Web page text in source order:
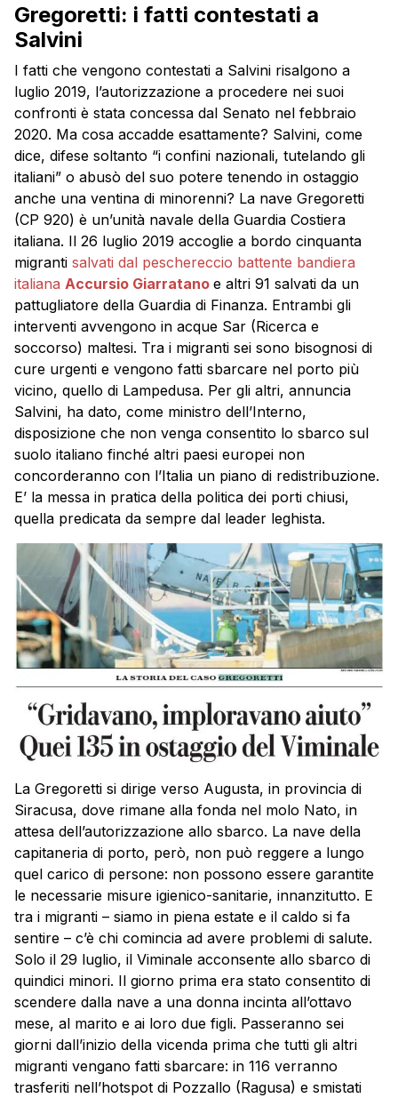
Gregoretti: i fatti contestati a
Salvini
I fatti che vengono contestati a Salvini risalgono a
luglio 2019, l’autorizzazione a procedere nei suoi
confronti è stata concessa dal Senato nel febbraio
2020. Ma cosa accadde esattamente? Salvini, come
dice, difese soltanto “i confini nazionali, tutelando gli
italiani” o abusò del suo potere tenendo in ostaggio
anche una ventina di minorenni? La nave Gregoretti
(CP 920) è un’unità navale della Guardia Costiera
italiana. Il 26 luglio 2019 accoglie a bordo cinquanta
migranti salvati dal peschereccio battente bandiera
italiana Accursio Giarratano e altri 91 salvati da un
pattugliatore della Guardia di Finanza. Entrambi gli
interventi avvengono in acque Sar (Ricerca e
soccorso) maltesi. Tra i migranti sei sono bisognosi di
cure urgenti e vengono fatti sbarcare nel porto più
vicino, quello di Lampedusa. Per gli altri, annuncia
Salvini, ha dato, come ministro dell’Interno,
disposizione che non venga consentito lo sbarco sul
suolo italiano finché altri paesi europei non
concorderanno con l’Italia un piano di redistribuzione.
E’ la messa in pratica della politica dei porti chiusi,
quella predicata da sempre dal leader leghista.
La Gregoretti si dirige verso Augusta, in provincia di
Siracusa, dove rimane alla fonda nel molo Nato, in
attesa dell’autorizzazione allo sbarco. La nave della
capitaneria di porto, però, non può reggere a lungo
quel carico di persone: non possono essere garantite
le necessarie misure igienico-sanitarie, innanzitutto. E
tra i migranti – siamo in piena estate e il caldo si fa
sentire – c’è chi comincia ad avere problemi di salute.
Solo il 29 luglio, il Viminale acconsente allo sbarco di
quindici minori. Il giorno prima era stato consentito di
scendere dalla nave a una donna incinta all’ottavo
mese, al marito e ai loro due figli. Passeranno sei
giorni dall’inizio della vicenda prima che tutti gli altri
migranti vengano fatti sbarcare: in 116 verranno
trasferiti nell’hotspot di Pozzallo (Ragusa) e smistati